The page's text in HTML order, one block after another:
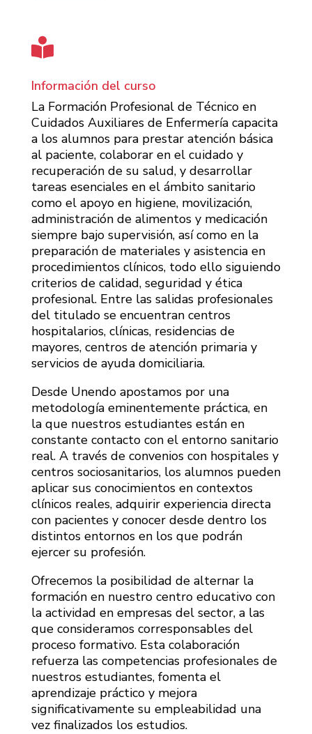

Información del curso
La Formación Profesional de Técnico en
Cuidados Auxiliares de Enfermería capacita
a los alumnos para prestar atención básica
al paciente, colaborar en el cuidado y
recuperación de su salud, y desarrollar
tareas esenciales en el ámbito sanitario
como el apoyo en higiene, movilización,
administración de alimentos y medicación
siempre bajo supervisión, así como en la
preparación de materiales y asistencia en
procedimientos clínicos, todo ello siguiendo
criterios de calidad, seguridad y ética
profesional. Entre las salidas profesionales
del titulado se encuentran centros
hospitalarios, clínicas, residencias de
mayores, centros de atención primaria y
servicios de ayuda domiciliaria.
Desde Unendo apostamos por una
metodología eminentemente práctica, en
la que nuestros estudiantes están en
constante contacto con el entorno sanitario
real. A través de convenios con hospitales y
centros sociosanitarios, los alumnos pueden
aplicar sus conocimientos en contextos
clínicos reales, adquirir experiencia directa
con pacientes y conocer desde dentro los
distintos entornos en los que podrán
ejercer su profesión.
Ofrecemos la posibilidad de alternar la
formación en nuestro centro educativo con
la actividad en empresas del sector, a las
que consideramos corresponsables del
proceso formativo. Esta colaboración
refuerza las competencias profesionales de
nuestros estudiantes, fomenta el
aprendizaje práctico y mejora
significativamente su empleabilidad una
vez finalizados los estudios.